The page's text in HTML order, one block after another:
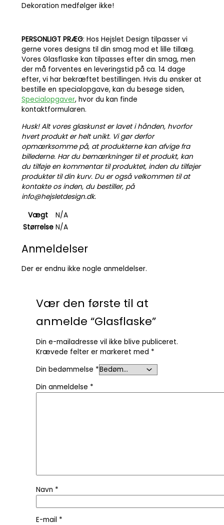
Dekoration medfølger ikke!
PERSONLIGT PRÆG: Hos Hejslet Design tilpasser vi
gerne vores designs til din smag mod et lille tillæg.
Vores Glasflaske kan tilpasses efter din smag, men
der må forventes en leveringstid på ca. 14 dage
efter, vi har bekræftet bestillingen. Hvis du ønsker at
bestille en specialopgave, kan du besøge siden,
Specialopgaver, hvor du kan finde
kontaktformularen.
Husk! Alt vores glaskunst er lavet i hånden, hvorfor
hvert produkt er helt unikt. Vi gør derfor
opmærksomme på, at produkterne kan afvige fra
billederne. Har du bemærkninger til et produkt, kan
du tilføje en kommentar til produktet, inden du tilføjer
produkter til din kurv. Du er også velkommen til at
kontakte os inden, du bestiller, på
info@hejsletdesign.dk.
Vægt
N/A
Størrelse N/A
Anmeldelser
Der er endnu ikke nogle anmeldelser.
Vær den første til at
anmelde “Glasflaske”
Din e-mailadresse vil ikke blive publiceret.
Krævede felter er markeret med *
Din bedømmelse *
Din anmeldelse *
Navn *
E-mail *